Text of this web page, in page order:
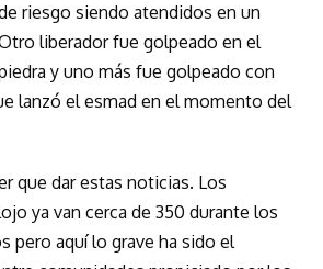
riesgo siendo atendidos en un
liberador fue golpeado en el
y uno más fue golpeado con
lanzó el esmad en el momento del
que dar estas noticias. Los
ya van cerca de 350 durante los
pero aquí lo grave ha sido el